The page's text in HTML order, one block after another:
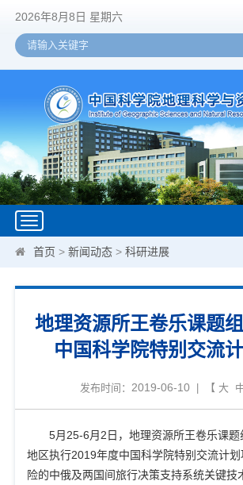
2026年8月8日 星期六
Toggle
navigation
首页 >新闻动态 >科研进展
地理资源所王卷乐课题
中国科学院特别交流
发布时间： 2019-06-10| 【 大
5月 25-6月 2 日，地理资源所王卷乐课
地区执行2019年度中国科学院特别交流计
险的中俄及两国间旅行决策支持系统关键技